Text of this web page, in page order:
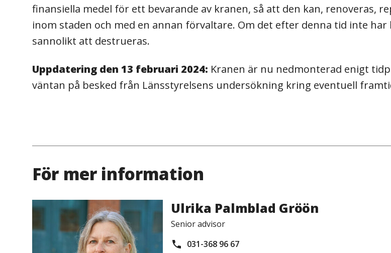
finansiella medel för ett bevarande av kranen, så att den kan, renoveras,
inom staden och med en annan förvaltare. Om det efter denna tid inte
sannolikt att destrueras.
Uppdatering den 13 februari 2024: Kranen är nu nedmonterad enigt
väntan på besked från Länsstyrelsens undersökning kring eventuell
För mer information
Ulrika Palmblad Gröön
Senior advisor
031-368 96 67